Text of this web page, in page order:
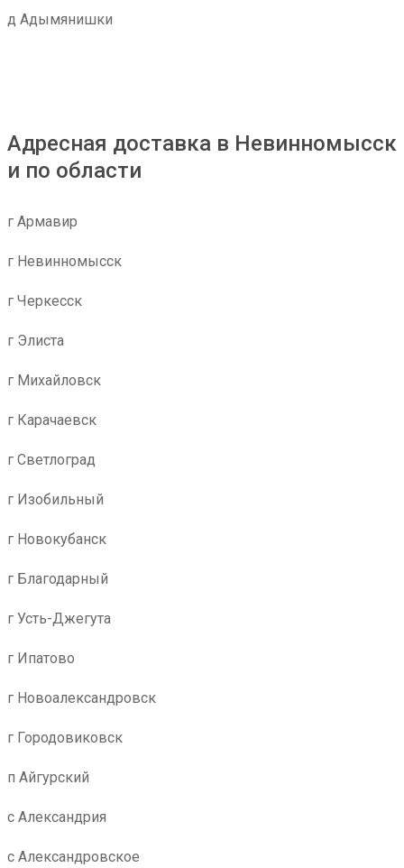
д Адымянишки
Адресная доставка в Невинномысск
и по области
г Армавир
г Невинномысск
г Черкесск
г Элиста
г Михайловск
г Карачаевск
г Светлоград
г Изобильный
г Новокубанск
г Благодарный
г Усть-Джегута
г Ипатово
г Новоалександровск
г Городовиковск
п Айгурский
с Александрия
с Александровское